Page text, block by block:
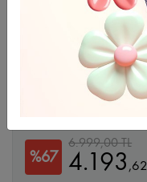
%67
6.999,00 TL
4.193 ,62